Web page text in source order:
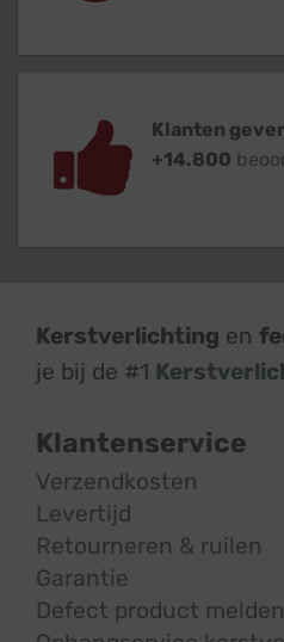
Klanten
+14.800
Kerstverlichting en
je bij de #1
Klantenservice
Verzendkosten
Levertijd
Retourneren & ruilen
Garantie
Defect product melden